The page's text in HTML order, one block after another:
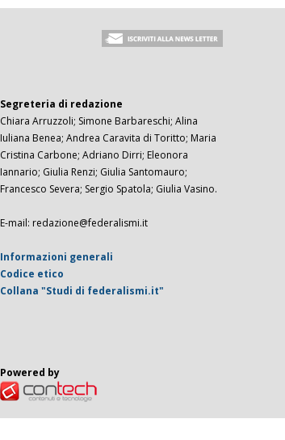
Segreteria di redazione
Chiara Arruzzoli; Simone Barbareschi; Alina
Iuliana Benea; Andrea Caravita di Toritto; Maria
Cristina Carbone; Adriano Dirri; Eleonora
Iannario; Giulia Renzi; Giulia Santomauro;
Francesco Severa; Sergio Spatola; Giulia Vasino.
E-mail: redazione@federalismi.it
Informazioni generali
Codice etico
Collana "Studi di federalismi.it"
Powered by